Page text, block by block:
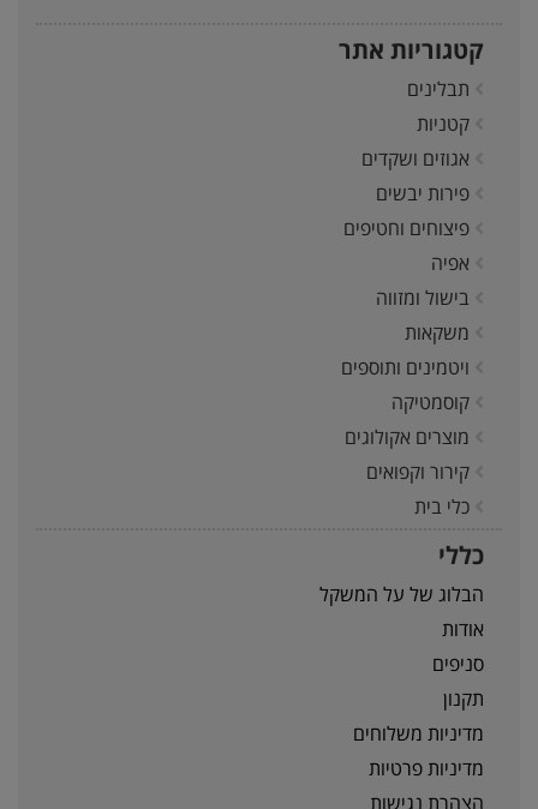
קטגוריות אתר
תבלינים
קטניות
אגוזים ושקדים
פירות יבשים
פיצוחים וחטיפים
אפיה
בישול ומזווה
משקאות
ויטמינים ותוספים
קוסמטיקה
מוצרים אקולוגים
קירור וקפואים
כלי בית
כללי
הבלוג של על המשקל
אודות
סניפים
תקנון
מדיניות משלוחים
מדיניות פרטיות
הצהרת נגישות